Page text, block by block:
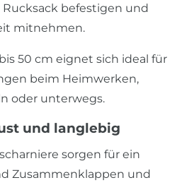
Rucksack befestigen und
mitnehmen.
50 cm eignet sich ideal für
beim Heimwerken,
oder unterwegs.
und langlebig
sorgen für ein
Zusammenklappen und